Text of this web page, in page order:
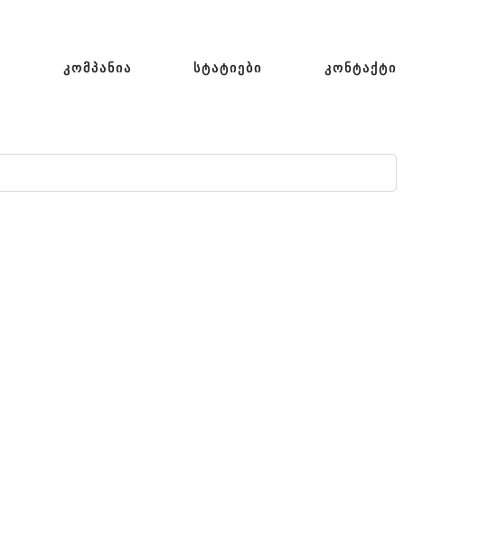
ᲙᲝᲛᲞᲐᲜᲘᲐ ᲡᲢᲐᲢᲘᲔᲑᲘ ᲙᲝᲜᲢᲐᲥᲢᲘ